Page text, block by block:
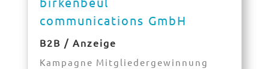
communications GmbH
B2B / Anzeige
Kampagne Mitgliedergewinnung